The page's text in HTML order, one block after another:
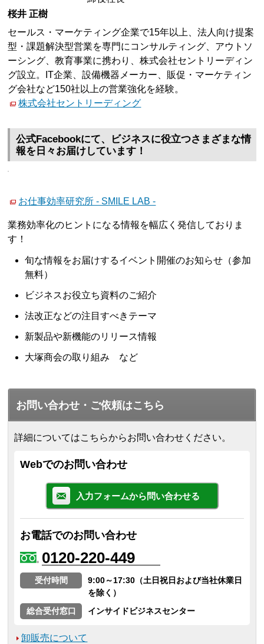
桜井 正樹
セールス・マーケティング企業で15年以上、法人向け提案
型・課題解決型営業を専門にコンサルティング、アウトソ
ーシング、教育事業に携わり、株式会社セントリーディン
グ設立。IT企業、設備機器メーカー、販促・マーケティン
グ会社など150社以上の営業強化を経験。
株式会社セントリーディング
公式Facebookにて、ビジネスに役立つさまざまな情
報を日々お届けしています！
お仕事効率研究所 - SMILE LAB -
業務効率化のヒントになる情報を幅広く発信しておりま
す！
旬な情報をお届けするイベント開催のお知らせ（参加
無料）
ビジネスお役立ち資料のご紹介
法改正などの注目すべきテーマ
新製品や新機能のリリース情報
大塚商会の取り組み など
お問い合わせ・ご依頼はこちら
詳細についてはこちらからお問い合わせください。
Webでのお問い合わせ
入力フォームから問い合わせる
お電話でのお問い合わせ
0120-220-449
受付時間
9:00～17:30（土日祝日および当社休業日
を除く）
総合受付窓口
インサイドビジネスセンター
卸販売について